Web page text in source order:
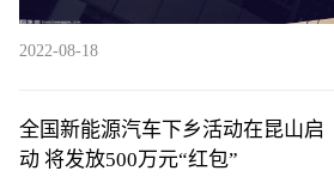
2022-08-18
全国新能源汽车下乡活动在昆山启
动 将发放500万元“红包”